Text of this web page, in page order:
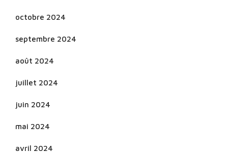
octobre 2024
septembre 2024
août 2024
juillet 2024
juin 2024
mai 2024
avril 2024